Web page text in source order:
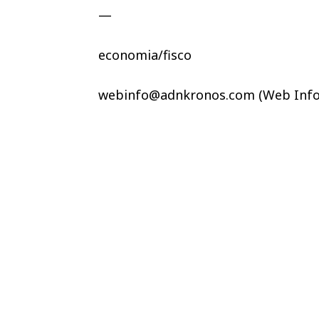
—
economia/fisco
webinfo@adnkronos.com (Web